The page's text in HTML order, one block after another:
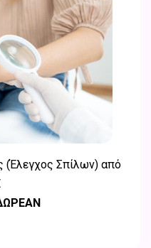
(Έλεγχος Σπίλων) από